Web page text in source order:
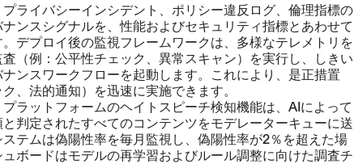
ライバシーインシデント、ポリシー違反ログ、倫理指標の
ナンスシグナルを、性能およびセキュリティ指標とあわせて
デプロイ後の監視フレームワークは、多様なテレメトリを
（例：公平性チェック、異常スキャン）を実行し、しきい
ンスワークフローを起動します。これにより、是正措置
ク、法的通知）を迅速に実施できます。
ラットフォームのヘイトスピーチ検知機能は、AIによって
判定されたすべてのコンテンツをモデレーターキューに送
テムは偽陽性率を毎月監視し、偽陽性率が2％を超えた場
ボードはモデルの再学習およびルール調整に向けた調査チ